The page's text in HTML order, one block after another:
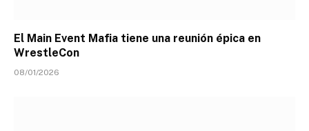
El Main Event Mafia tiene una reunión épica en
WrestleCon
08/01/2026